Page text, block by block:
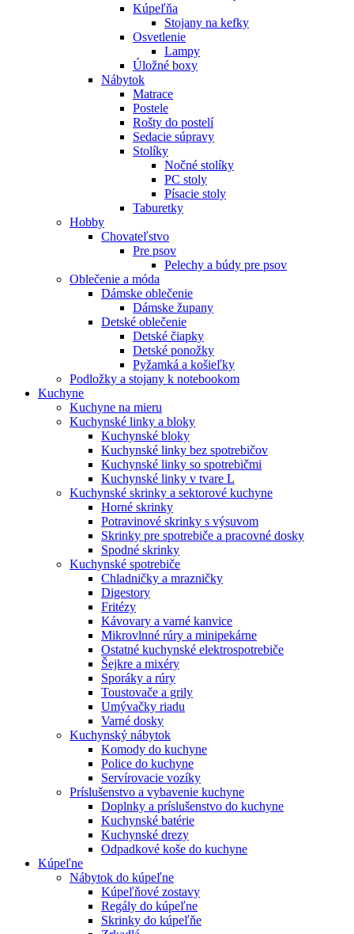
Kúpeľňa
Stojany na kefky
Osvetlenie
Lampy
Úložné boxy
Nábytok
Matrace
Postele
Rošty do postelí
Sedacie súpravy
Stolíky
Nočné stolíky
PC stoly
Písacie stoly
Taburetky
Hobby
Chovateľstvo
Pre psov
Pelechy a búdy pre psov
Oblečenie a móda
Dámske oblečenie
Dámske župany
Detské oblečenie
Detské čiapky
Detské ponožky
Pyžamká a košieľky
Podložky a stojany k notebookom
Kuchyne
Kuchyne na mieru
Kuchynské linky a bloky
Kuchynské bloky
Kuchynské linky bez spotrebičov
Kuchynské linky so spotrebičmi
Kuchynské linky v tvare L
Kuchynské skrinky a sektorové kuchyne
Horné skrinky
Potravinové skrinky s výsuvom
Skrinky pre spotrebiče a pracovné dosky
Spodné skrinky
Kuchynské spotrebiče
Chladničky a mrazničky
Digestory
Fritézy
Kávovary a varné kanvice
Mikrovlnné rúry a minipekárne
Ostatné kuchynské elektrospotrebiče
Šejkre a mixéry
Sporáky a rúry
Toustovače a grily
Umývačky riadu
Varné dosky
Kuchynský nábytok
Komody do kuchyne
Police do kuchyne
Servírovacie vozíky
Príslušenstvo a vybavenie kuchyne
Doplnky a príslušenstvo do kuchyne
Kuchynské batérie
Kuchynské drezy
Odpadkové koše do kuchyne
Kúpeľne
Nábytok do kúpeľne
Kúpeľňové zostavy
Regály do kúpeľne
Skrinky do kúpeľňe